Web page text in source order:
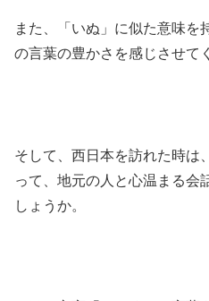
また、「いぬ」に似た意味を
の言葉の豊かさを感じさせて
そして、西日本を訪れた時は
って、地元の人と心温まる会
しょうか。